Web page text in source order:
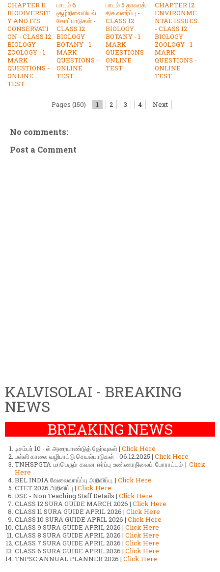
CHAPTER 11
BIODIVERSIT
Y AND ITS
CONSERVATI
ON - CLASS 12
BIOLOGY
ZOOLOGY - 1
MARK
QUESTIONS -
ONLINE
TEST
பாடம் 6
சூழ்நிலையியல்
கோட்பாடுகள் -
CLASS 12
BIOLOGY
BOTANY - 1
MARK
QUESTIONS -
ONLINE
TEST
பாடம் 5 தாவரத்
திசு வளர்ப்பு -
CLASS 12
BIOLOGY
BOTANY - 1
MARK
QUESTIONS -
ONLINE
TEST
CHAPTER 12
ENVIRONME
NTAL ISSUES
- CLASS 12
BIOLOGY
ZOOLOGY - 1
MARK
QUESTIONS -
ONLINE
TEST
Pages (150) 1 2 3 4 Next
No comments:
Post a Comment
KALVISOLAI - BREAKING
NEWS
BREAKING NEWS
டிசம்பர் 10 - ல் அரையாண்டுத் தேர்வுகள் | Click Here
பள்ளி காலை வழிபாட்டு செயல்பாடுகள் - 06.12.2025 | Click Here
TNHSPGTA மாபெரும் கவன ஈர்ப்பு உண்ணாநிலைப் போராட்டம் | Click
Here
BEL INDIA வேலைவாய்ப்பு அறிவிப்பு. | Click Here
CTET 2026 அறிவிப்பு | Click Here
DSE - Non Teaching Staff Details | Click Here
CLASS 12 SURA GUIDE MARCH 2026 | Click Here
CLASS 11 SURA GUIDE APRIL 2026 | Click Here
CLASS 10 SURA GUIDE APRIL 2026 | Click Here
CLASS 9 SURA GUIDE APRIL 2026 | Click Here
CLASS 8 SURA GUIDE APRIL 2026 | Click Here
CLASS 7 SURA GUIDE APRIL 2026 | Click Here
CLASS 6 SURA GUIDE APRIL 2026 | Click Here
TNPSC ANNUAL PLANNER 2026 | Click Here